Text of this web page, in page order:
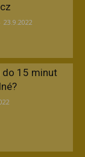
23.9.2022
do 15 minut